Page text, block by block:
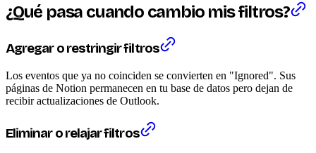
¿Qué pasa cuando cambio mis filtros?
Agregar o restringir filtros
Los eventos que ya no coinciden se convierten en "Ignored". Sus
páginas de Notion permanecen en tu base de datos pero dejan de
recibir actualizaciones de Outlook.
Eliminar o relajar filtros